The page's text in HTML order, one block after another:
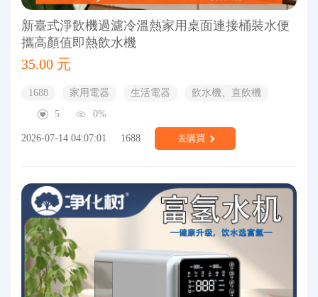
新臺式淨飲機過濾冷溫熱家用桌面連接桶裝水便
攜高顏值即熱飲水機
35.00 元
1688 家用電器 生活電器
飲水機、直飲機
5
0%
2026-07-14 04:07:01 1688 去購買